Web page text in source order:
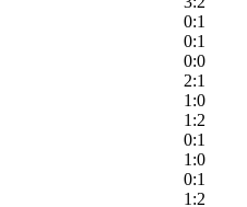
0:1
0:1
0:0
2:1
1:0
1:2
0:1
1:0
0:1
1:2